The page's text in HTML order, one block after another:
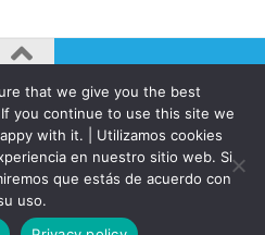
© JAVIER MARTINEZ 2026. All
Reserved.
con elTema Hueman
that we give you the best
you continue to use this site we
with it. | Utilizamos cookies
en nuestro sitio web. Si
que estás de acuerdo con
uso.